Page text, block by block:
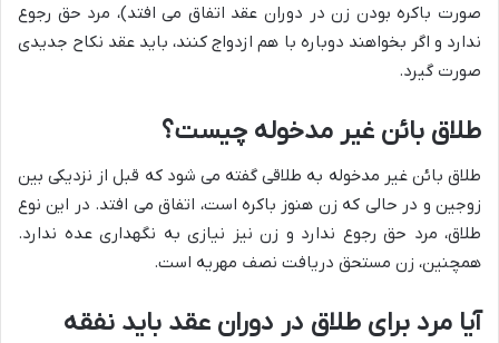
صورت باکره بودن زن در دوران عقد اتفاق می افتد)، مرد حق رجوع
ندارد و اگر بخواهند دوباره با هم ازدواج کنند، باید عقد نکاح جدیدی
صورت گیرد.
طلاق بائن غیر مدخوله چیست؟
طلاق بائن غیر مدخوله به طلاقی گفته می شود که قبل از نزدیکی بین
زوجین و در حالی که زن هنوز باکره است، اتفاق می افتد. در این نوع
طلاق، مرد حق رجوع ندارد و زن نیز نیازی به نگهداری عده ندارد.
همچنین، زن مستحق دریافت نصف مهریه است.
آیا مرد برای طلاق در دوران عقد باید نفقه